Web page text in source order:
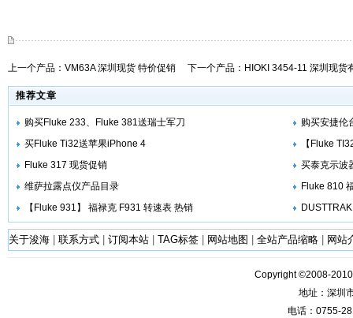
上一个产品： VM63A 深圳现货 特价促销 下一个产品： HIOKI 3454-11 深圳现货
推荐文章
购买Fluke 233、Fluke 381送瑞士军刀
购买安捷伦
买Fluke Ti32送苹果iPhone 4
【Fluke
Fluke 317 现货促销
买泰克示波
维萨拉露点仪产品目录
Fluke 810
【Fluke 931】 福禄克 F931 转速表 热销
关于浚海 联系方式 订阅本站 TAG标签 网站地图 全站产品缩略 网站
Copyright ©2008-
地址：深圳
电话：0755-